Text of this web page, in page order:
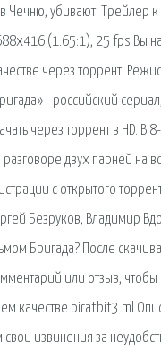
Чечню, убивают. Трейлер
(1.65:1), 25 fps Вы
через торрент.
- российский
через торрент в HD.
разговоре двух парней на
с открытого
Безруков, Владимир
Бригада? После
или отзыв,
качестве piratbit3.ml
извинения за